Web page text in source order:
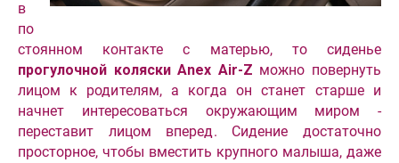
в
по
стоянном контакте с матерью, то сиденье
прогулочной коляски Anex Air-Z можно повернуть
лицом к родителям, а когда он станет старше и
начнет интересоваться окружающим миром -
переставит лицом вперед. Сидение достаточно
просторное, чтобы вместить крупного малыша, даже